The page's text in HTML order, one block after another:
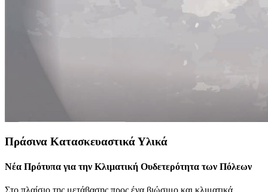
Πράσινα Κατασκευαστικά Υλικά
Νέα Πρότυπα για την Κλιματική Ουδετερότητα των Πόλεων
Στο πλαίσιο της μετάβασης προς ένα βιώσιμο και κλιματικά